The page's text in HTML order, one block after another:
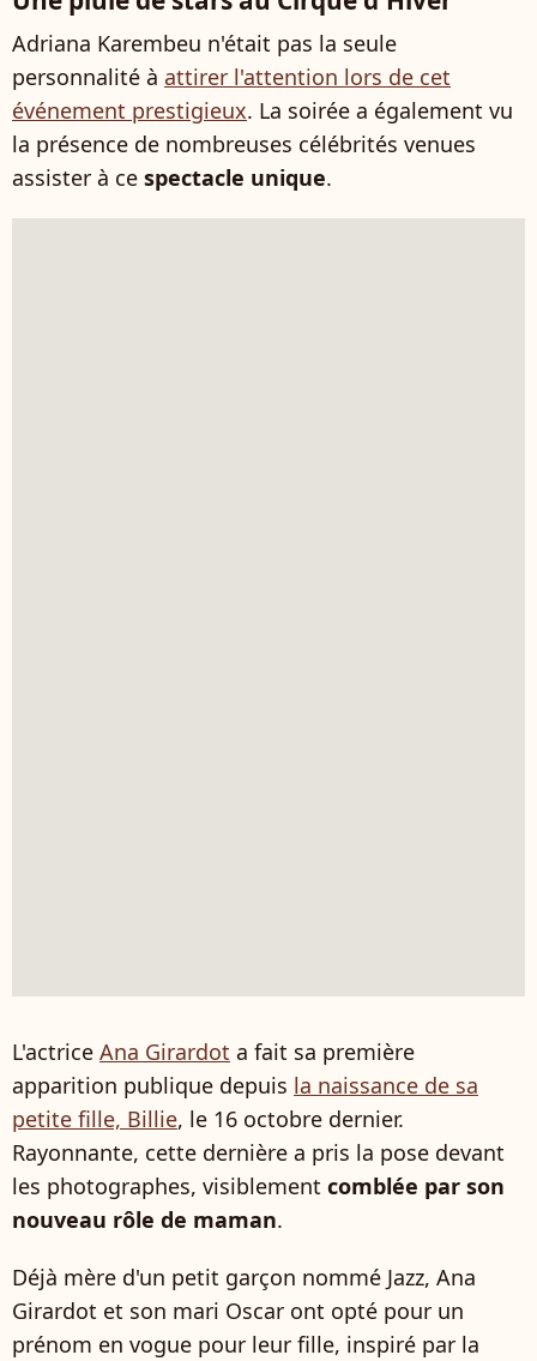
Adriana Karembeu n'était pas la seule
personnalité à attirer l'attention lors de cet
événement prestigieux. La soirée a également vu
la présence de nombreuses célébrités venues
assister à ce spectacle unique.
L'actrice Ana Girardot a fait sa première
apparition publique depuis la naissance de sa
petite fille, Billie, le 16 octobre dernier.
Rayonnante, cette dernière a pris la pose devant
les photographes, visiblement comblée par son
nouveau rôle de maman.
Déjà mère d'un petit garçon nommé Jazz, Ana
Girardot et son mari Oscar ont opté pour un
prénom en vogue pour leur fille, inspiré par la